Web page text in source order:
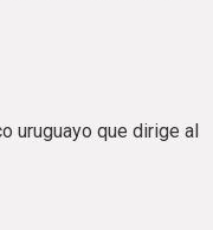
uruguayo que dirige al